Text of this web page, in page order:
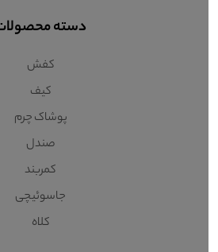
دسته محصولات
کفش
کیف
پوشاک چرم
صندل
کمربند
جاسوئیچی
کلاه